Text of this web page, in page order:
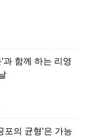
함께 하는 리영
포의 균형'은 가능